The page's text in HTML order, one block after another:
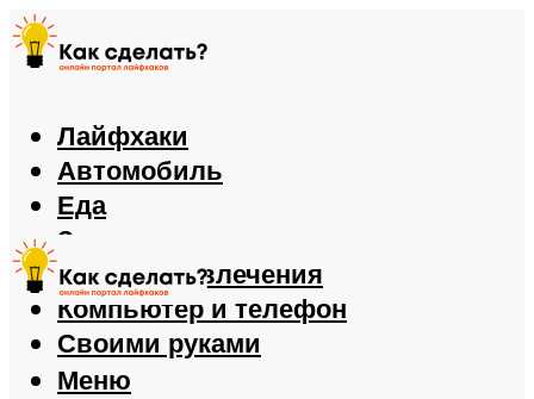
Лайфхаки
Автомобиль
Еда
Здоровье
Игры и развлечения
Компьютер и телефон
Своими руками
Меню